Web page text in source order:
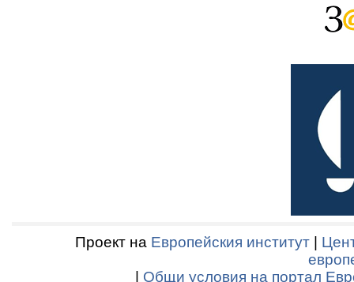
Проект на Европейския институт
Общи условия на портал